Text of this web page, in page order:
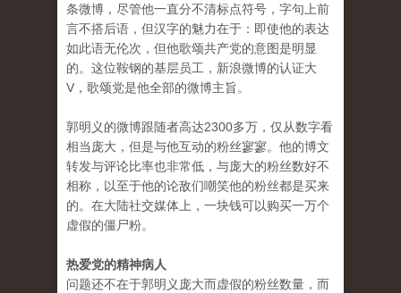
条微博，尽管他一直分不清标点符号，字句上前
言不搭后语，但汉字的魅力在于：即使他的表达
如此语无伦次，但他歌颂共产党的意图是明显
的。这位鞍钢的基层员工，新浪微博的认证大
V，歌颂党是他全部的微博主旨。
郭明义的微博跟随者高达2300多万，仅从数字看
相当庞大，但是与他互动的粉丝寥寥。他的博文
转发与评论比率也非常低，与庞大的粉丝数好不
相称，以至于他的论敌们嘲笑他的粉丝都是买来
的。在大陆社交媒体上，一块钱可以购买一万个
虚假的僵尸粉。
热爱党的精神病人
问题还不在于郭明义庞大而虚假的粉丝数量，而